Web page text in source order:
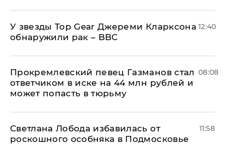
У звезды Top Gear Джереми Кларксона
обнаружили рак – BBC
12:40
Прокремлевский певец Газманов стал
ответчиком в иске на 44 млн рублей и
может попасть в тюрьму
08:08
Светлана Лобода избавилась от
роскошного особняка в Подмосковье
11:58